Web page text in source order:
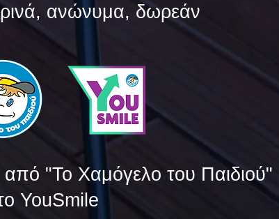
ανώνυμα, δωρεάν
"Το Χαμόγελο του Παιδιού"
YouSmile